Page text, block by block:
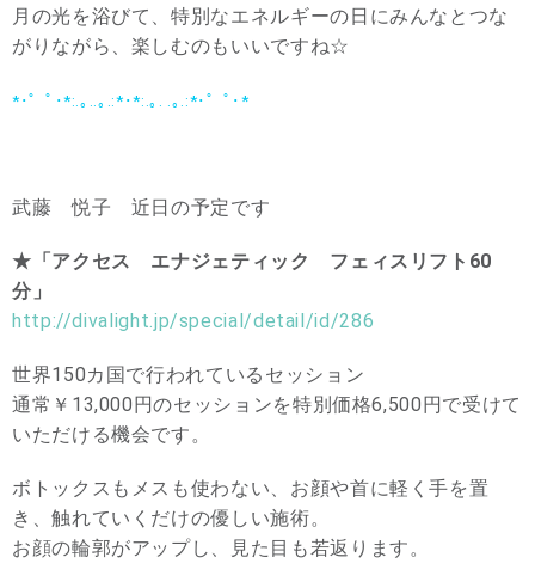
月の光を浴びて、特別なエネルギーの日にみんなとつな
がりながら、楽しむのもいいですね☆
*･゜ﾟ･*:.｡..｡.:*･*:.｡. .｡.:*･゜ﾟ･*
武藤 悦子 近日の予定です
★「アクセス エナジェティック フェィスリフト60
分」
http://divalight.jp/special/detail/id/286
世界150カ国で行われているセッション
通常￥13,000円のセッションを特別価格6,500円で受けて
いただける機会です。
ボトックスもメスも使わない、お顔や首に軽く手を置
き、触れていくだけの優しい施術。
お顔の輪郭がアップし、見た目も若返ります。